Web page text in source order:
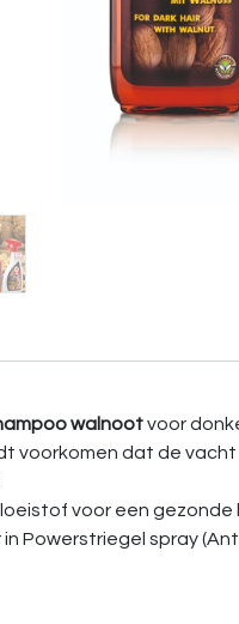
walnootvoor
voorkomen dat de
voor een gezonde
Powerstriegel spray